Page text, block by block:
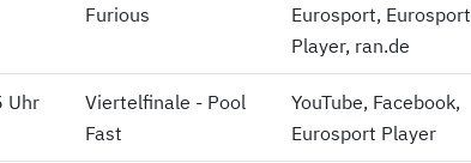
Furious
Eurosport, Eurosport
Player, ran.de
Uhr
Viertelfinale - Pool
Fast
YouTube, Facebook,
Eurosport Player